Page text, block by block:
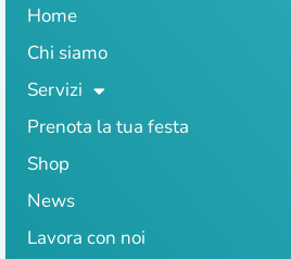
Home
Chi siamo
Servizi
Prenota la tua festa
Shop
News
Lavora con noi